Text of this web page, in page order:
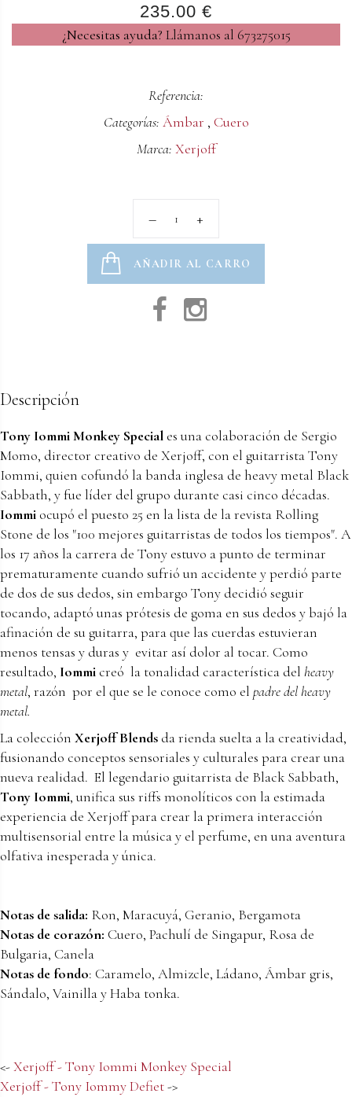
235.00 €
¿Necesitas ayuda? Llámanos al 673275015
Referencia:
Categorías: Ámbar , Cuero
Marca: Xerjoff
AÑADIR AL CARRO
Descripción
Tony Iommi Monkey Special es una colaboración de Sergio
Momo, director creativo de Xerjoff, con el guitarrista Tony
Iommi, quien cofundó la banda inglesa de heavy metal Black
Sabbath, y fue líder del grupo durante casi cinco décadas.
Iommi ocupó el puesto 25 en la lista de la revista Rolling
Stone de los "100 mejores guitarristas de todos los tiempos". A
los 17 años la carrera de Tony estuvo a punto de terminar
prematuramente cuando sufrió un accidente y perdió parte
de dos de sus dedos, sin embargo Tony decidió seguir
tocando, adaptó unas prótesis de goma en sus dedos y bajó la
afinación de su guitarra, para que las cuerdas estuvieran
menos tensas y duras y evitar así dolor al tocar. Como
resultado, Iommi creó la tonalidad característica del heavy
metal, razón por el que se le conoce como el padre del heavy
metal.
La colección Xerjoff Blends da rienda suelta a la creatividad,
fusionando conceptos sensoriales y culturales para crear una
nueva realidad. El legendario guitarrista de Black Sabbath,
Tony Iommi, unifica sus riffs monolíticos con la estimada
experiencia de Xerjoff para crear la primera interacción
multisensorial entre la música y el perfume, en una aventura
olfativa inesperada y única.
Notas de salida: Ron, Maracuyá, Geranio, Bergamota
Notas de corazón: Cuero, Pachulí de Singapur, Rosa de
Bulgaria, Canela
Notas de fondo: Caramelo, Almizcle, Ládano, Ámbar gris,
Sándalo, Vainilla y Haba tonka.
<-Xerjoff - Tony Iommi Monkey Special
Xerjoff - Tony Iommy Defiet->